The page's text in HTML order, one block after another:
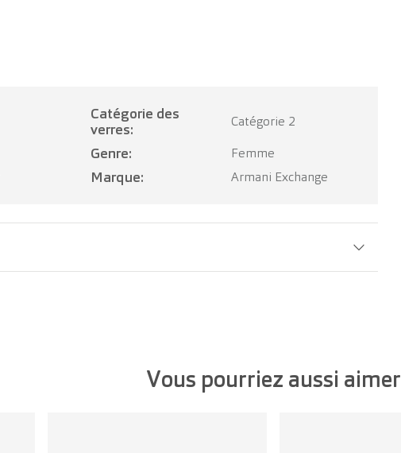
Catégorie des
verres:
Catégorie 2
Genre: Femme
Marque: Armani Exchange
Vous pourriez aussi aimer